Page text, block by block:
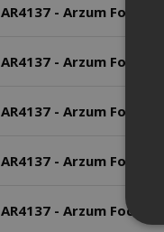
AR4137 - Arzum Focus
AR4137 - Arzum Focus
AR4137 - Arzum Focus
AR4137 - Arzum Focus
AR4137 - Arzum Focus